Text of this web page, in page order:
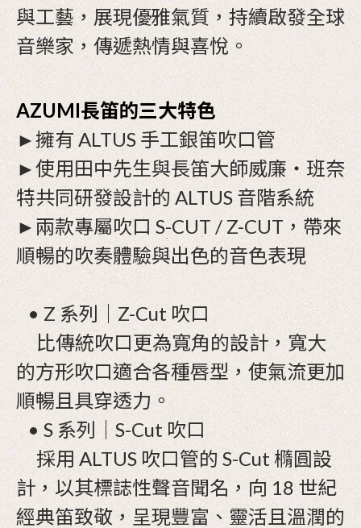
與工藝，展現優雅氣質，持續啟發全球
音樂家，傳遞熱情與喜悅。
AZUMI長笛的三大特色
►擁有 ALTUS 手工銀笛吹口管
►使用田中先生與長笛大師威廉・班奈
特共同研發設計的 ALTUS 音階系統
►兩款專屬吹口 S-CUT / Z-CUT，帶來
順暢的吹奏體驗與出色的音色表現
• Z 系列｜Z-Cut 吹口
比傳統吹口更為寬角的設計，寬大
的方形吹口適合各種唇型，使氣流更加
順暢且具穿透力。
• S 系列｜S-Cut 吹口
採用 ALTUS 吹口管的 S-Cut 橢圓設
計，以其標誌性聲音聞名，向 18 世紀
經典笛致敬，呈現豐富、靈活且溫潤的